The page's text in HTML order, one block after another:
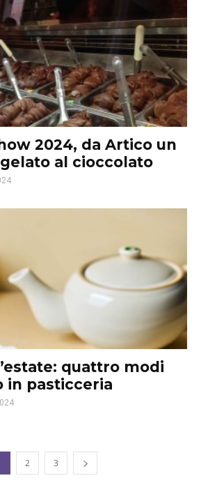
2024, da Artico un
al cioccolato
quattro modi
in pasticceria
2 3